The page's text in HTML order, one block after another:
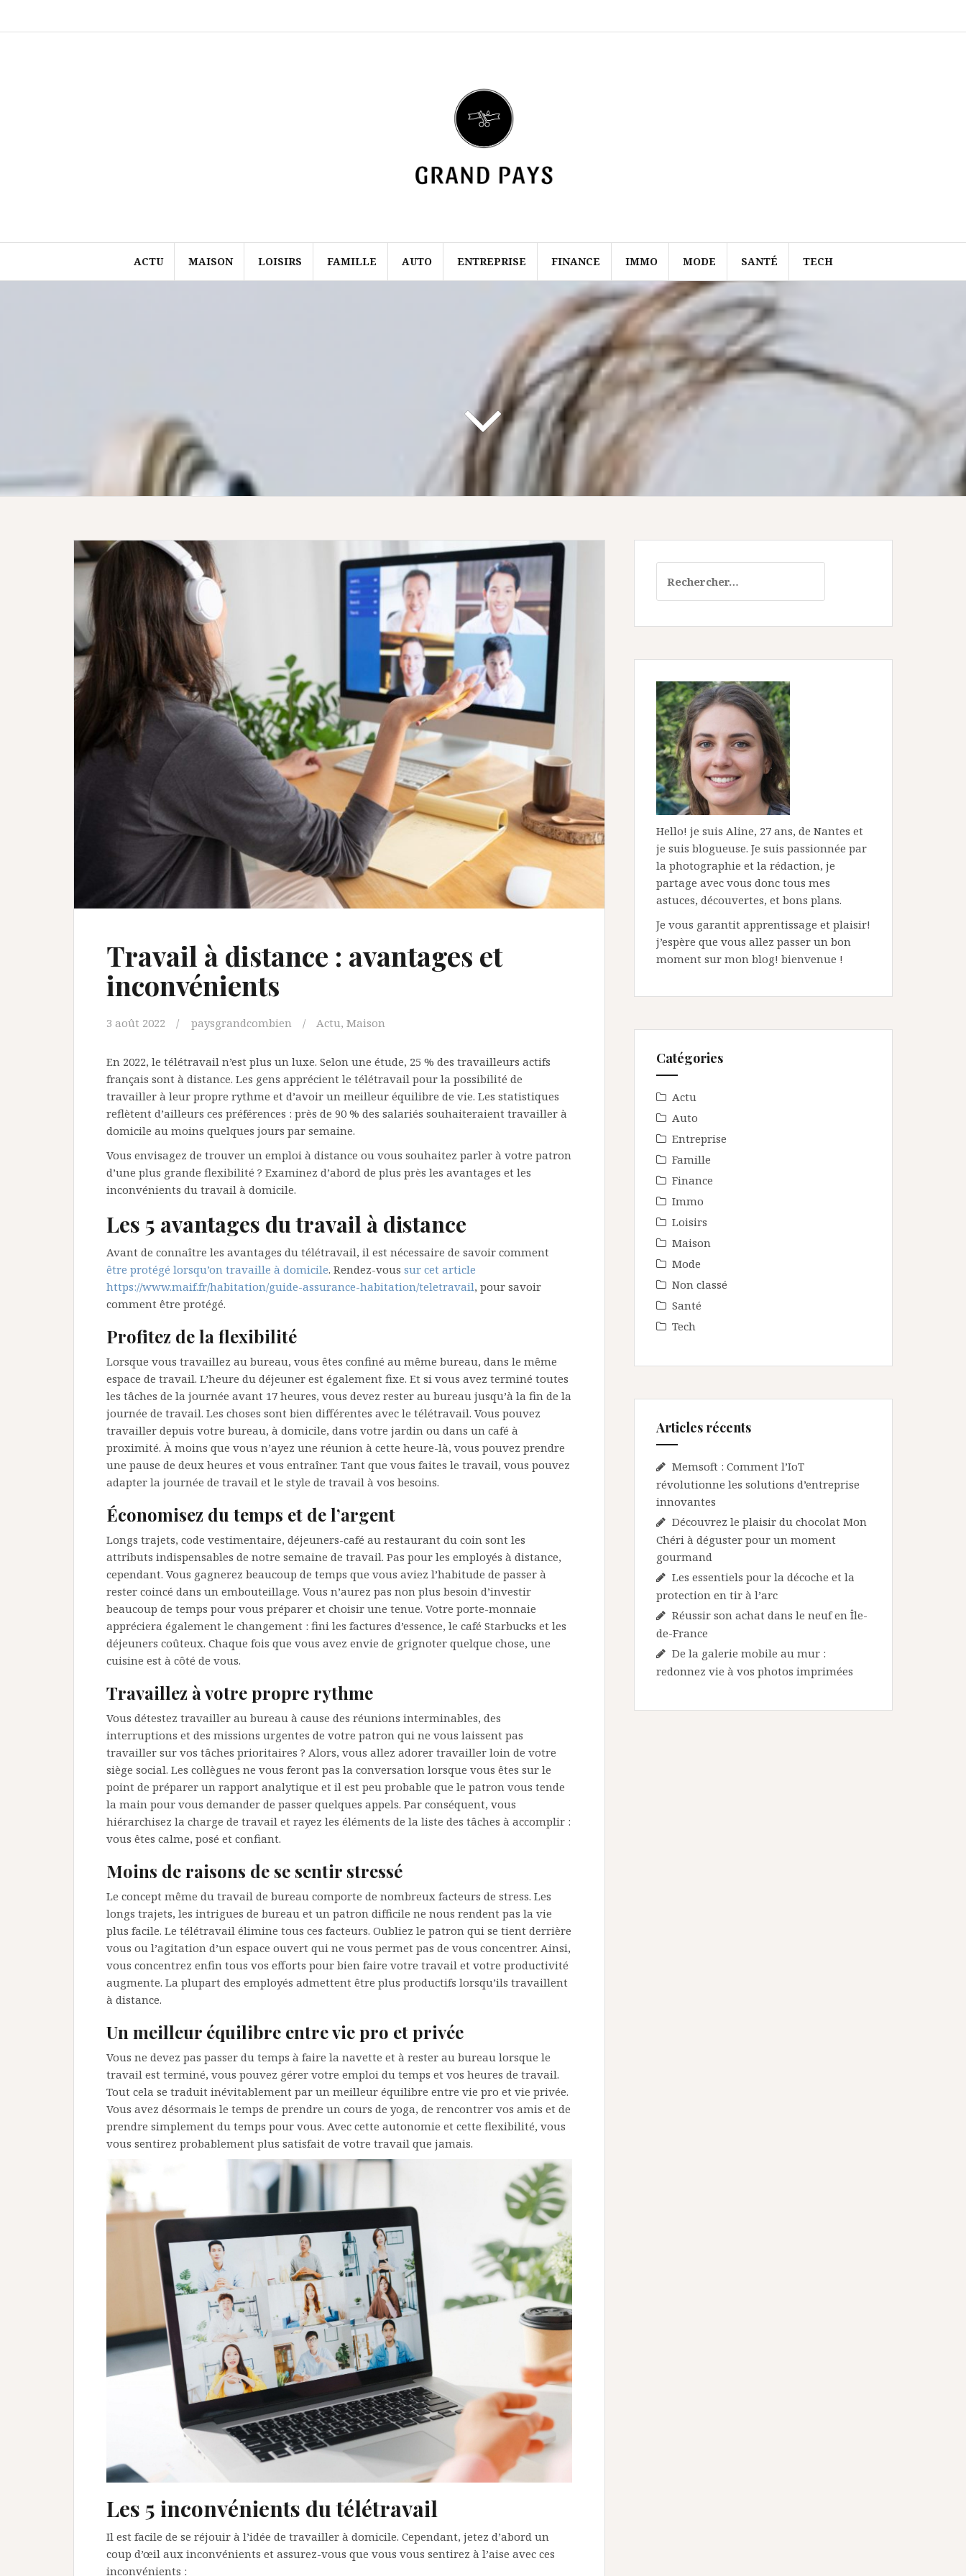
légales
ACTU MAISON LOISIRS FAMILLE AUTO ENTREPRISE FINANCE IMMO MODE SANTÉ TECH
Travail à distance : avantages et
inconvénients
3 août 2022 paysgrandcombien Actu, Maison
En 2022, le télétravail n’est plus un luxe. Selon une étude, 25 % des travailleurs actifs
français sont à distance. Les gens apprécient le télétravail pour la possibilité de
travailler à leur propre rythme et d’avoir un meilleur équilibre de vie. Les statistiques
reflètent d’ailleurs ces préférences : près de 90 % des salariés souhaiteraient travailler à
domicile au moins quelques jours par semaine.
Vous envisagez de trouver un emploi à distance ou vous souhaitez parler à votre patron
d’une plus grande flexibilité ? Examinez d’abord de plus près les avantages et les
inconvénients du travail à domicile.
Les 5 avantages du travail à distance
Avant de connaître les avantages du télétravail, il est nécessaire de savoir comment
être protégé lorsqu’on travaille à domicile. Rendez-vous sur cet article
https://www.maif.fr/habitation/guide-assurance-habitation/teletravail, pour savoir
comment être protégé.
Profitez de la flexibilité
Lorsque vous travaillez au bureau, vous êtes confiné au même bureau, dans le même
espace de travail. L’heure du déjeuner est également fixe. Et si vous avez terminé toutes
les tâches de la journée avant 17 heures, vous devez rester au bureau jusqu’à la fin de la
journée de travail. Les choses sont bien différentes avec le télétravail. Vous pouvez
travailler depuis votre bureau, à domicile, dans votre jardin ou dans un café à
proximité. À moins que vous n’ayez une réunion à cette heure-là, vous pouvez prendre
une pause de deux heures et vous entraîner. Tant que vous faites le travail, vous pouvez
adapter la journée de travail et le style de travail à vos besoins.
Économisez du temps et de l’argent
Longs trajets, code vestimentaire, déjeuners-café au restaurant du coin sont les
attributs indispensables de notre semaine de travail. Pas pour les employés à distance,
cependant. Vous gagnerez beaucoup de temps que vous aviez l’habitude de passer à
rester coincé dans un embouteillage. Vous n’aurez pas non plus besoin d’investir
beaucoup de temps pour vous préparer et choisir une tenue. Votre porte-monnaie
appréciera également le changement : fini les factures d’essence, le café Starbucks et les
déjeuners coûteux. Chaque fois que vous avez envie de grignoter quelque chose, une
cuisine est à côté de vous.
Travaillez à votre propre rythme
Vous détestez travailler au bureau à cause des réunions interminables, des
interruptions et des missions urgentes de votre patron qui ne vous laissent pas
travailler sur vos tâches prioritaires ? Alors, vous allez adorer travailler loin de votre
siège social. Les collègues ne vous feront pas la conversation lorsque vous êtes sur le
point de préparer un rapport analytique et il est peu probable que le patron vous tende
la main pour vous demander de passer quelques appels. Par conséquent, vous
hiérarchisez la charge de travail et rayez les éléments de la liste des tâches à accomplir :
vous êtes calme, posé et confiant.
Moins de raisons de se sentir stressé
Le concept même du travail de bureau comporte de nombreux facteurs de stress. Les
longs trajets, les intrigues de bureau et un patron difficile ne nous rendent pas la vie
plus facile. Le télétravail élimine tous ces facteurs. Oubliez le patron qui se tient derrière
vous ou l’agitation d’un espace ouvert qui ne vous permet pas de vous concentrer. Ainsi,
vous concentrez enfin tous vos efforts pour bien faire votre travail et votre productivité
augmente. La plupart des employés admettent être plus productifs lorsqu’ils travaillent
à distance.
Un meilleur équilibre entre vie pro et privée
Vous ne devez pas passer du temps à faire la navette et à rester au bureau lorsque le
travail est terminé, vous pouvez gérer votre emploi du temps et vos heures de travail.
Tout cela se traduit inévitablement par un meilleur équilibre entre vie pro et vie privée.
Vous avez désormais le temps de prendre un cours de yoga, de rencontrer vos amis et de
prendre simplement du temps pour vous. Avec cette autonomie et cette flexibilité, vous
vous sentirez probablement plus satisfait de votre travail que jamais.
Les 5 inconvénients du télétravail
Il est facile de se réjouir à l’idée de travailler à domicile. Cependant, jetez d’abord un
coup d’œil aux inconvénients et assurez-vous que vous vous sentirez à l’aise avec ces
inconvénients :
Hello! je suis Aline, 27 ans, de Nantes et
je suis blogueuse. Je suis passionnée par
la photographie et la rédaction, je
partage avec vous donc tous mes
astuces, découvertes, et bons plans.
Je vous garantit apprentissage et plaisir!
j’espère que vous allez passer un bon
moment sur mon blog! bienvenue !
Catégories
Actu
Auto
Entreprise
Famille
Finance
Immo
Loisirs
Maison
Mode
Non classé
Santé
Tech
Articles récents
Memsoft : Comment l’IoT
révolutionne les solutions d’entreprise
innovantes
Découvrez le plaisir du chocolat Mon
Chéri à déguster pour un moment
gourmand
Les essentiels pour la décoche et la
protection en tir à l’arc
Réussir son achat dans le neuf en Île-
de-France
De la galerie mobile au mur :
redonnez vie à vos photos imprimées